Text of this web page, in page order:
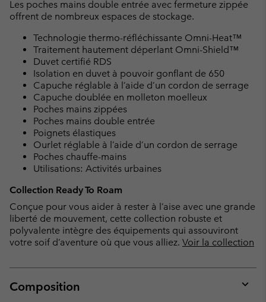
Les poches mains double entrée avec fermeture zippée
offrent de nombreux espaces de stockage.
Technologie thermo-réfléchissante Omni-Heat™
Traitement hautement déperlant Omni-Shield™
Duvet certifié RDS
Isolation en duvet à pouvoir gonflant de 650
Capuche réglable à l’aide d’un cordon de serrage
Capuche doublée en molleton moelleux
Poches mains zippées
Poches mains double entrée
Poignets élastiques
Ourlet réglable à l’aide d’un cordon de serrage
Poches chauffe-mains
Utilisations: Activités urbaines
Collection Ready To Roam
Conçue pour vous aider à rester à l’aise avec une grande
liberté de mouvement, cette collection robuste et
polyvalente intègre des équipements qui assouviront
votre soif d’aventure où que vous alliez. Voir la collection
Composition